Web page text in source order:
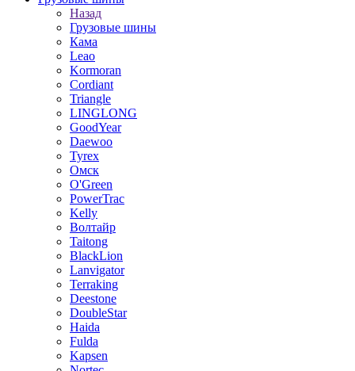
Назад
Грузовые шины
Кама
Leao
Kormoran
Cordiant
Triangle
LINGLONG
GoodYear
Daewoo
Tyrex
Омск
O'Green
PowerTrac
Kelly
Волтайр
Taitong
BlackLion
Lanvigator
Terraking
Deestone
DoubleStar
Haida
Fulda
Kapsen